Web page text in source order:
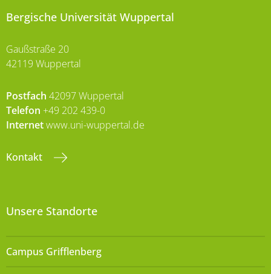
Bergische Universität Wuppertal
Gaußstraße 20
42119 Wuppertal
Postfach 42097 Wuppertal
Telefon +49 202 439-0
Internetwww.uni-wuppertal.de
Kontakt
Unsere Standorte
Campus Grifflenberg